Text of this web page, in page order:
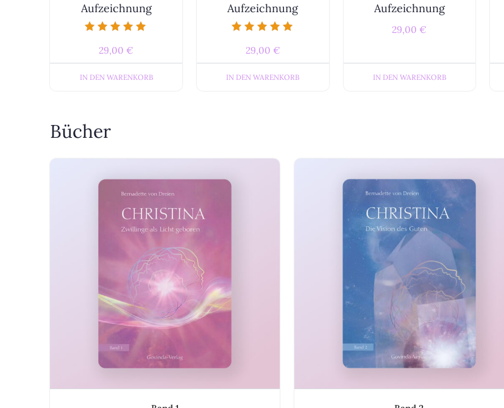
Aufzeichnung
5.0029,00€
IN DEN WARENKORB
Aufzeichnung
5.0029,00 €
IN DEN WARENKORB
Aufzeichnung
29,00€
IN DEN WARENKORB
Bücher